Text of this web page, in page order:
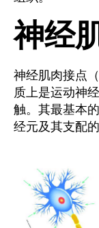
神经
神经肌肉接点
质上是运动神
触。其最基本
经元及其支配